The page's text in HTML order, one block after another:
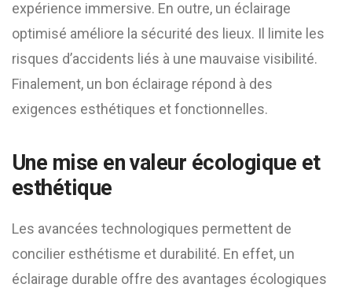
expérience immersive. En outre, un éclairage
optimisé améliore la sécurité des lieux. Il limite les
risques d’accidents liés à une mauvaise visibilité.
Finalement, un bon éclairage répond à des
exigences esthétiques et fonctionnelles.
Une mise en valeur écologique et
esthétique
Les avancées technologiques permettent de
concilier esthétisme et durabilité. En effet, un
éclairage durable offre des avantages écologiques